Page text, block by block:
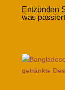
Entzünden
was passiert